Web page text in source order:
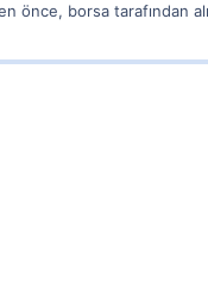
önce, borsa tarafından